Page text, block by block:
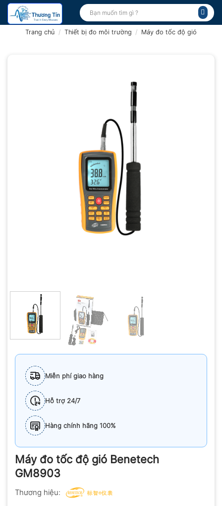
Bỏ
qua
Tìm
kiếm:
Trang chủ / Thiết bị đo môi trường / Máy đo tốc độ gió
Miễn phí giao hàng
Hỗ trợ 24/7
Hàng chính hãng 100%
Máy đo tốc độ gió Benetech
GM8903
Thương hiệu: